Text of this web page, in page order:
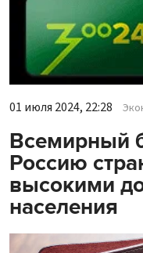
01 июля 2024, 22:28
Всемирный
Россию
высокими
населения